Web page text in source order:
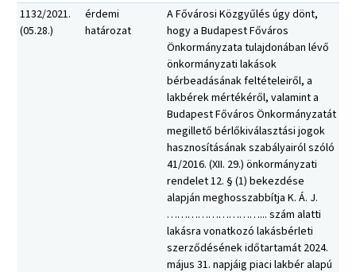
1132/2021.
(05.28.)
érdemi
határozat
A Fővárosi Közgyűlés úgy dönt,
hogy a Budapest Főváros
Önkormányzata tulajdonában lévő
önkormányzati lakások
bérbeadásának feltételeiről, a
lakbérek mértékéről, valamint a
Budapest Főváros Önkormányzatát
megillető bérlőkiválasztási jogok
hasznosításának szabályairól szóló
41/2016. (XII. 29.) önkormányzati
rendelet 12. § (1) bekezdése
alapján meghosszabbítja K. Á. J.
………………………... szám alatti
lakásra vonatkozó lakásbérleti
szerződésének időtartamát 2024.
május 31. napjáig piaci lakbér alapú